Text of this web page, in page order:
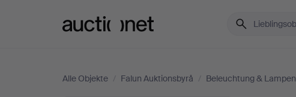
Alle Objekte / Falun Auktionsbyrå / Beleuchtung & Lampen